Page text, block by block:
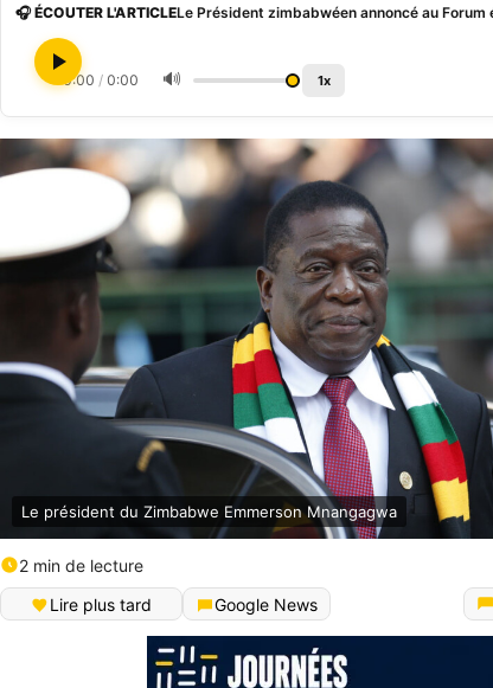
🎧 ÉCOUTER L'ARTICLE
0:00 / 0:00 🔊 1x
Le président du Zimbabwe Emmerson Mnangagwa
2 min de lecture
Lire plus tard
Google News